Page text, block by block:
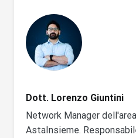
Dott. Lorenzo Giuntini
Network Manager
AstaInsieme.